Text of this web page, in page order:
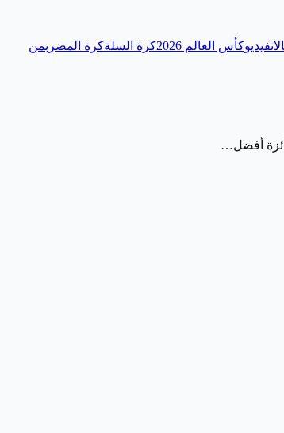
فيديوكأس العالم 2026 كرة السلةكرة المضربمن